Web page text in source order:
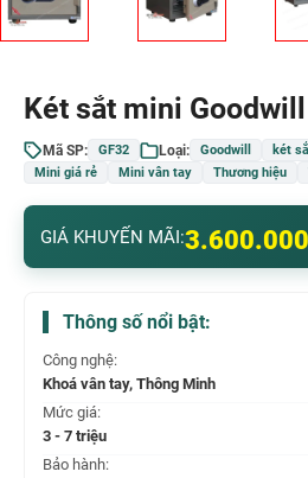
Két sắt mini
Mã SP: GF32 Loại: Goodwill két
Mini giá rẻ
Mini vân tay Thương hiệu
GIÁ KHUYẾN MÃI:3.600.000
Thông số nổi bật:
Công nghệ:
Khoá vân tay, Thông Minh
Mức giá:
3 - 7 triệu
Bảo hành: